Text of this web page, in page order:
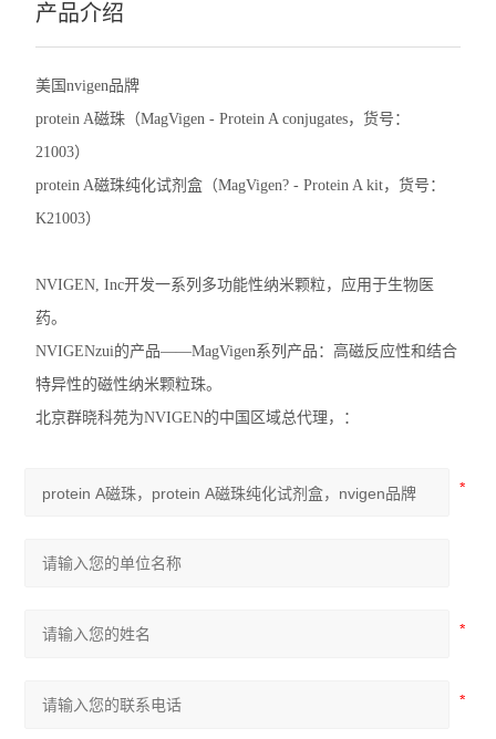
产品介绍
美国nvigen品牌
protein A磁珠（MagVigen - Protein A conjugates，货号：
21003）
protein A磁珠纯化试剂盒（MagVigen? - Protein A kit，货号：
K21003）
NVIGEN, Inc开发一系列多功能性纳米颗粒，应用于生物医
药。
NVIGENzui的产品——MagVigen系列产品：高磁反应性和结合
特异性的磁性纳米颗粒珠。
北京群晓科苑为NVIGEN的中国区域总代理，：